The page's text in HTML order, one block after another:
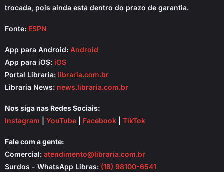
trocada, pois ainda está dentro do prazo de garantia.
Fonte: ESPN
App para Android: Android
App para iOS: iOS
Portal Libraria: libraria.com.br
Libraria News: news.libraria.com.br
Nos siga nas Redes Sociais:
Instagram
YouTube Facebook TikTok
Fale com a gente:
Comercial: atendimento@libraria.com.br
Surdos - WhatsApp Libras: (18) 98100-6541